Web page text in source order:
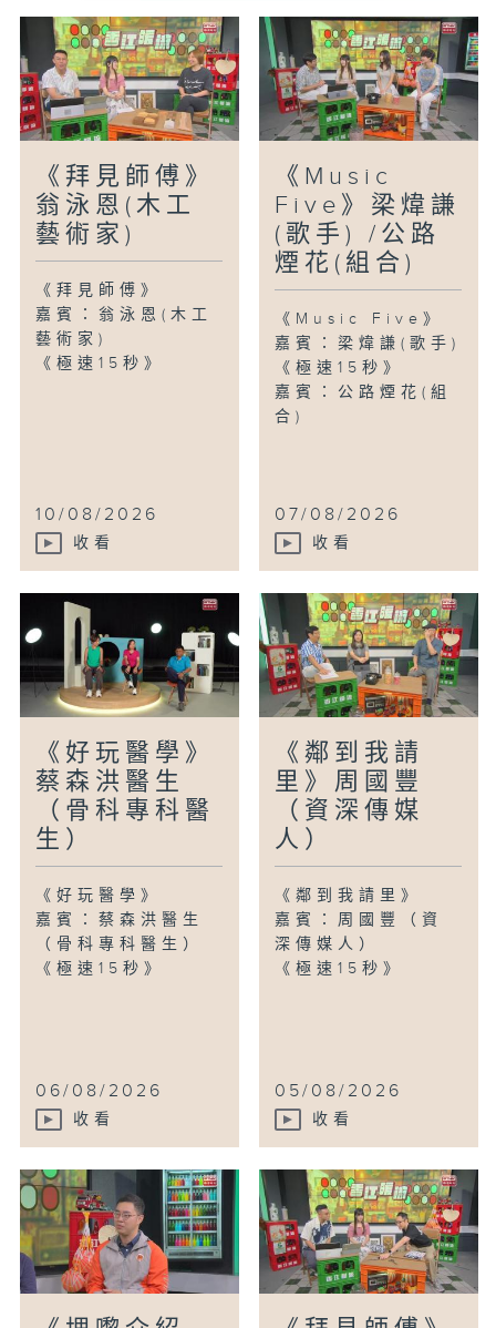
《拜見師傅》
翁泳恩(木工
藝術家)
《拜見師傅》
嘉賓：翁泳恩(木工
藝術家)
《極速15秒》
10/08/2026
收看
《Music
Five》梁煒謙
(歌手) /公路
煙花(組合)
《Music Five》
嘉賓：梁煒謙(歌手)
《極速15秒》
嘉賓：公路煙花(組
合)
07/08/2026
收看
《好玩醫學》
蔡森洪醫生
（骨科專科醫
生）
《好玩醫學》
嘉賓：蔡森洪醫生
（骨科專科醫生）
《極速15秒》
06/08/2026
收看
《鄰到我請
里》周國豐
（資深傳媒
人）
《鄰到我請里》
嘉賓：周國豐（資
深傳媒人）
《極速15秒》
05/08/2026
收看